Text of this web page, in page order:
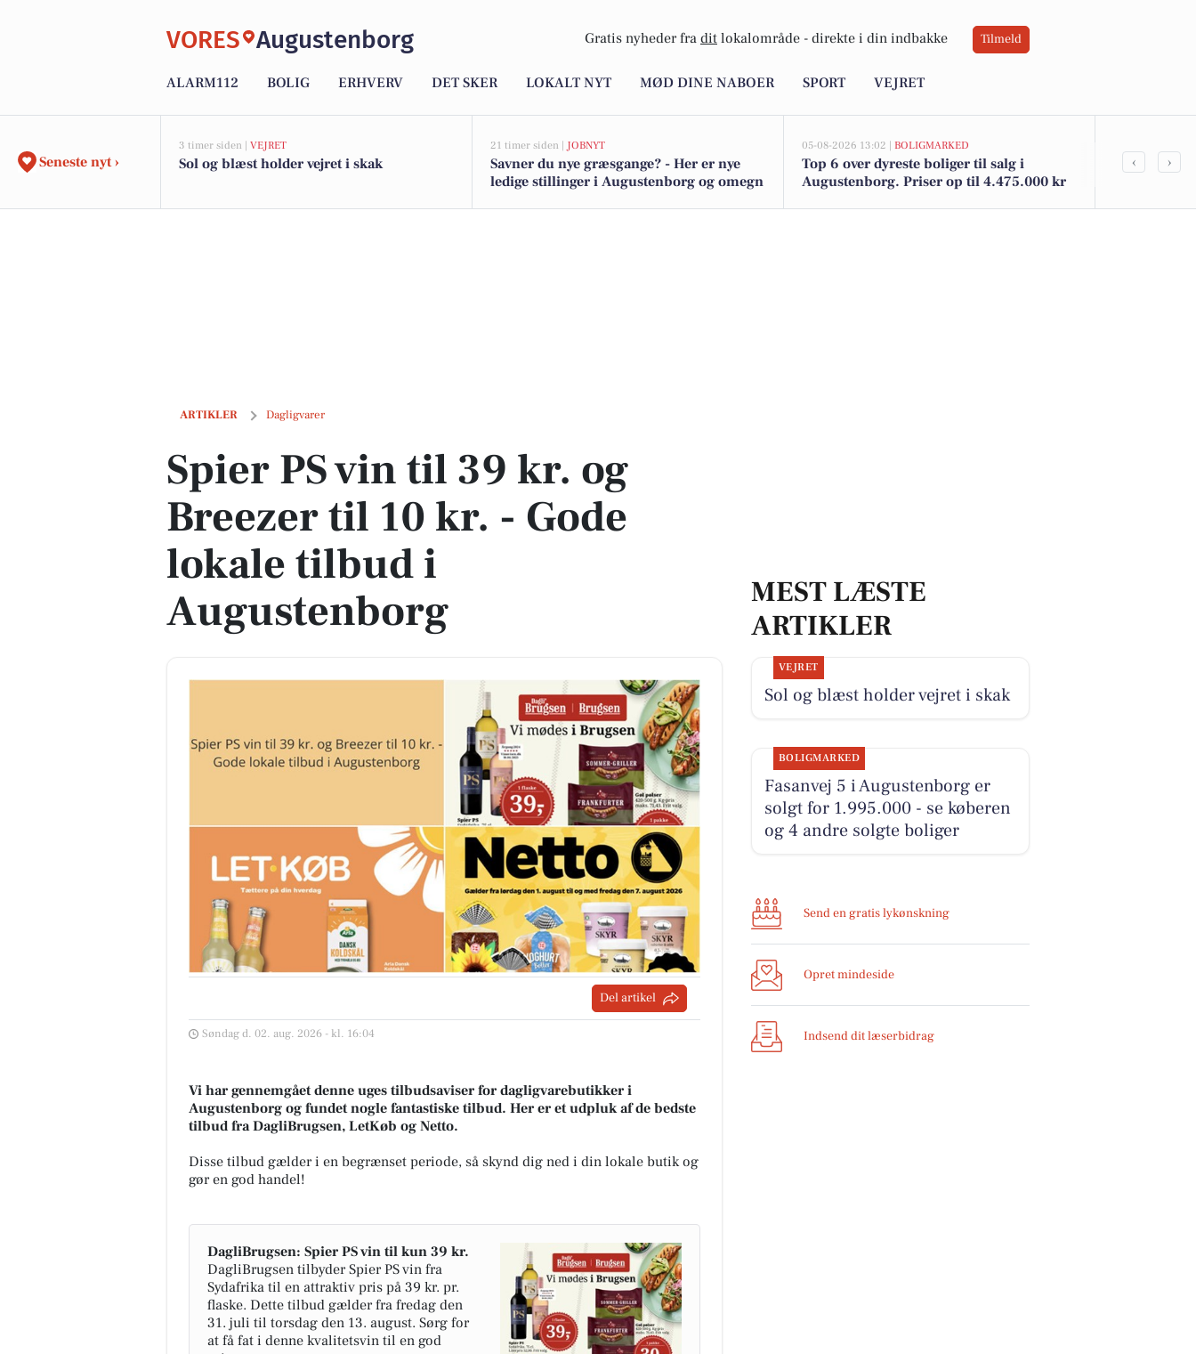
VORES Augustenborg Gratis nyheder fra dit lokalområde - direkte i din indbakke Tilmeld
ALARM112 BOLIG ERHVERV DET SKER LOKALT NYT MØD DINE NABOER SPORT VEJRET
Seneste nyt ›
3 timer siden | VEJRET
Sol og blæst holder vejret i skak
21 timer siden | JOBNYT
Savner du nye græsgange? - Her er nye
ledige stillinger i Augustenborg og omegn
05-08-2026 13:02 | BOLIGMARKED
Top 6 over dyreste boliger til salg i
Augustenborg. Priser op til 4.475.000 kr
De
‹ ›
ARTIKLER Dagligvarer
Spier PS vin til 39 kr. og Breezer til 10 kr. - Gode lokale tilbud i Augustenborg
Spier PS vin til 39 kr. og
Breezer til 10 kr. - Gode
lokale tilbud i
Augustenborg
Del artikel
Søndag d. 02. aug. 2026 - kl. 16:04
Vi har gennemgået denne uges tilbudsaviser for dagligvarebutikker i
Augustenborg og fundet nogle fantastiske tilbud. Her er et udpluk af de bedste
tilbud fra DagliBrugsen, LetKøb og Netto.
Disse tilbud gælder i en begrænset periode, så skynd dig ned i din lokale butik og
gør en god handel!
DagliBrugsen: Spier PS vin til kun 39 kr.
DagliBrugsen tilbyder Spier PS vin fra
Sydafrika til en attraktiv pris på 39 kr. pr.
flaske. Dette tilbud gælder fra fredag den
31. juli til torsdag den 13. august. Sørg for
at få fat i denne kvalitetsvin til en god
MEST LÆSTE
ARTIKLER
VEJRET
Sol og blæst holder vejret i skak
BOLIGMARKED
Fasanvej 5 i Augustenborg er
solgt for 1.995.000 - se køberen
og 4 andre solgte boliger
Send en gratis lykønskning
Opret mindeside
Indsend dit læserbidrag